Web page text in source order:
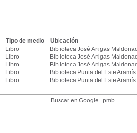
Tipo de medio
Ubicación
Libro
Biblioteca José Artigas
Libro
Biblioteca José Artigas
Libro
Biblioteca José Artigas
Libro
Biblioteca Punta del Este
Libro Biblioteca Punta del Este
Buscar en Google pmb